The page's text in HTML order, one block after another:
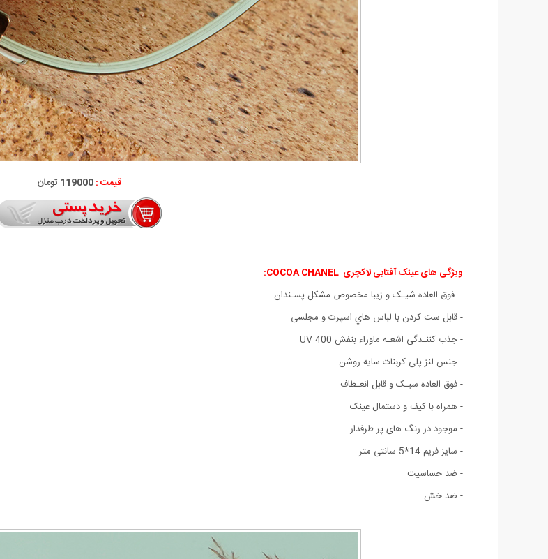
قیمت :119000 تومان
ویژگی های عینک آفتابی لاکچری COCOA CHANEL:
- فوق العاده شیـک و زیبا مخصوص مشکل پسـندان
- قابل ست كردن با لباس هاي اسپرت و مجلسی
- جذب کننـدگی اشعـه ماوراء بنفش UV 400
- جنس لنز پلی کربنات سایه روشن
- فوق العاده سبـک و قابل انعـطاف
- همراه با کیف و دستمال عینک
- موجود در رنگ های پر طرفدار
- سایز فریم 14*5 سانتی متر
- ضد حساسیت
- ضد خش